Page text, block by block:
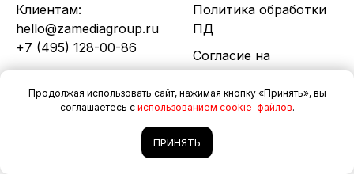
Клиентам:
hello@zamediagroup.ru
+7 (495) 128-00-86
job@zamedia.info
partner@zamedia.info
Политика обработки
ПД
Согласие на
обработку ПД
Политика
систем аналитики
(cookie-файлов)
Продолжая использовать сайт, нажимая кнопку «Принять», вы
соглашаетесь с использованием cookie-файлов.
ПРИНЯТЬ